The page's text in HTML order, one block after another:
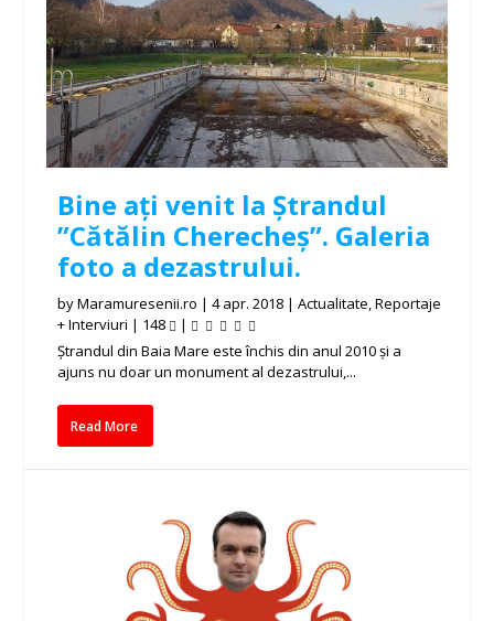
Bine ați venit la Ștrandul
”Cătălin Cherecheș”. Galeria
foto a dezastrului.
byMaramuresenii.ro |4 apr. 2018 |Actualitate,Reportaje
+ Interviuri | 148
|
Ștrandul din Baia Mare este închis din anul 2010 și a
ajuns nu doar un monument al dezastrului,...
Read More